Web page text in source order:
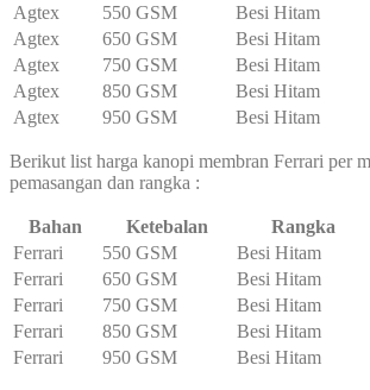
Agtex
550 GSM Besi Hitam
Agtex
650 GSM Besi Hitam
Agtex
750 GSM Besi Hitam
Agtex
850 GSM Besi Hitam
Agtex
950 GSM Besi Hitam
Berikut list harga kanopi membran Ferrari per
pemasangan dan rangka :
Bahan Ketebalan Rangka
Ferrari
550 GSM Besi Hitam
Ferrari
650 GSM Besi Hitam
Ferrari
750 GSM Besi Hitam
Ferrari
850 GSM Besi Hitam
Ferrari
950 GSM Besi Hitam